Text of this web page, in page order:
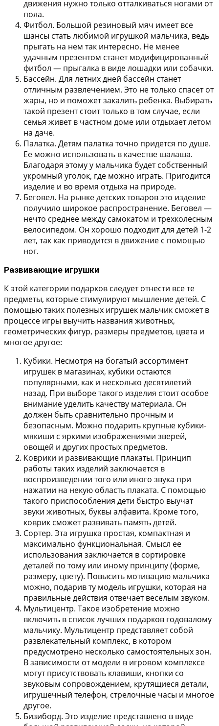
движения нужно только отталкиваться ногами от
пола.
Фитбол. Большой резиновый мяч имеет все
шансы стать любимой игрушкой мальчика, ведь
прыгать на нем так интересно. Не менее
удачным презентом станет модифицированный
фитбол — прыгалка в виде лошадки или собачки.
Бассейн. Для летних дней бассейн станет
отличным развлечением. Это не только спасет от
жары, но и поможет закалить ребенка. Выбирать
такой презент стоит только в том случае, если
семья живет в частном доме или отдыхает летом
на даче.
Палатка. Детям палатка точно придется по душе.
Ее можно использовать в качестве шалаша.
Благодаря этому у мальчика будет собственный
укромный уголок, где можно играть. Пригодится
изделие и во время отдыха на природе.
Беговел. На рынке детских товаров это изделие
получило широкое распространение. Беговел —
нечто среднее между самокатом и трехколесным
велосипедом. Он хорошо подходит для детей 1-2
лет, так как приводится в движение с помощью
ног.
Развивающие игрушки
К этой категории подарков следует отнести все те
предметы, которые стимулируют мышление детей. С
помощью таких полезных игрушек мальчик сможет в
процессе игры выучить названия животных,
геометрических фигур, размеры предметов, цвета и
многое другое:
Кубики. Несмотря на богатый ассортимент
игрушек в магазинах, кубики остаются
популярными, как и несколько десятилетий
назад. При выборе такого изделия стоит особое
внимание уделить качеству материала. Он
должен быть сравнительно прочным и
безопасным. Можно подарить крупные кубики-
мякиши с яркими изображениями зверей,
овощей и других простых предметов.
Коврики и развивающие плакаты. Принцип
работы таких изделий заключается в
воспроизведении того или иного звука при
нажатии на некую область плаката. С помощью
такого приспособления дети быстро выучат
звуки животных, буквы алфавита. Кроме того,
коврик сможет развивать память детей.
Сортер. Эта игрушка простая, компактная и
максимально функциональная. Смысл ее
использования заключается в сортировке
деталей по тому или иному принципу (форме,
размеру, цвету). Повысить мотивацию мальчика
можно, подарив ту модель игрушки, которая на
правильные действия отвечает веселым звуком.
Мультицентр. Такое изобретение можно
включить в список лучших подарков годовалому
мальчику. Мультицентр представляет собой
развлекательный комплекс, в котором
предусмотрено несколько самостоятельных зон.
В зависимости от модели в игровом комплексе
могут присутствовать клавиши, кнопки со
звуковым сопровождением, крутящиеся детали,
игрушечный телефон, стрелочные часы и многое
другое.
Бизиборд. Это изделие представлено в виде